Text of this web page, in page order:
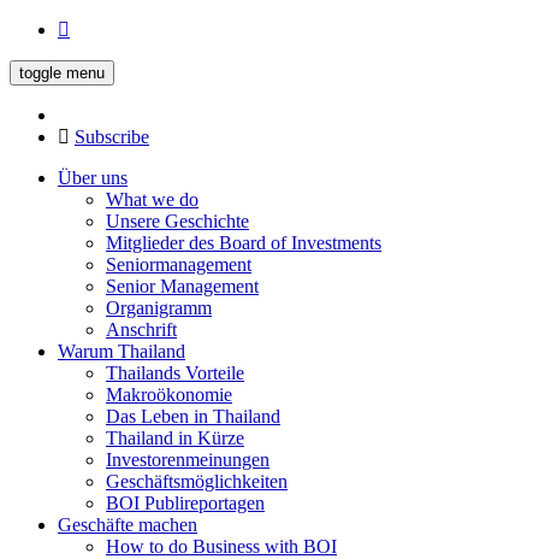
toggle menu
Subscribe
Über uns
What we do
Unsere Geschichte
Mitglieder des Board of Investments
Seniormanagement
Senior Management
Organigramm
Anschrift
Warum Thailand
Thailands Vorteile
Makroökonomie
Das Leben in Thailand
Thailand in Kürze
Investorenmeinungen
Geschäftsmöglichkeiten
BOI Publireportagen
Geschäfte machen
How to do Business with BOI